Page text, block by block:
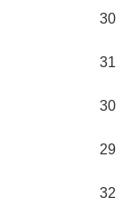
30
31
30
29
32